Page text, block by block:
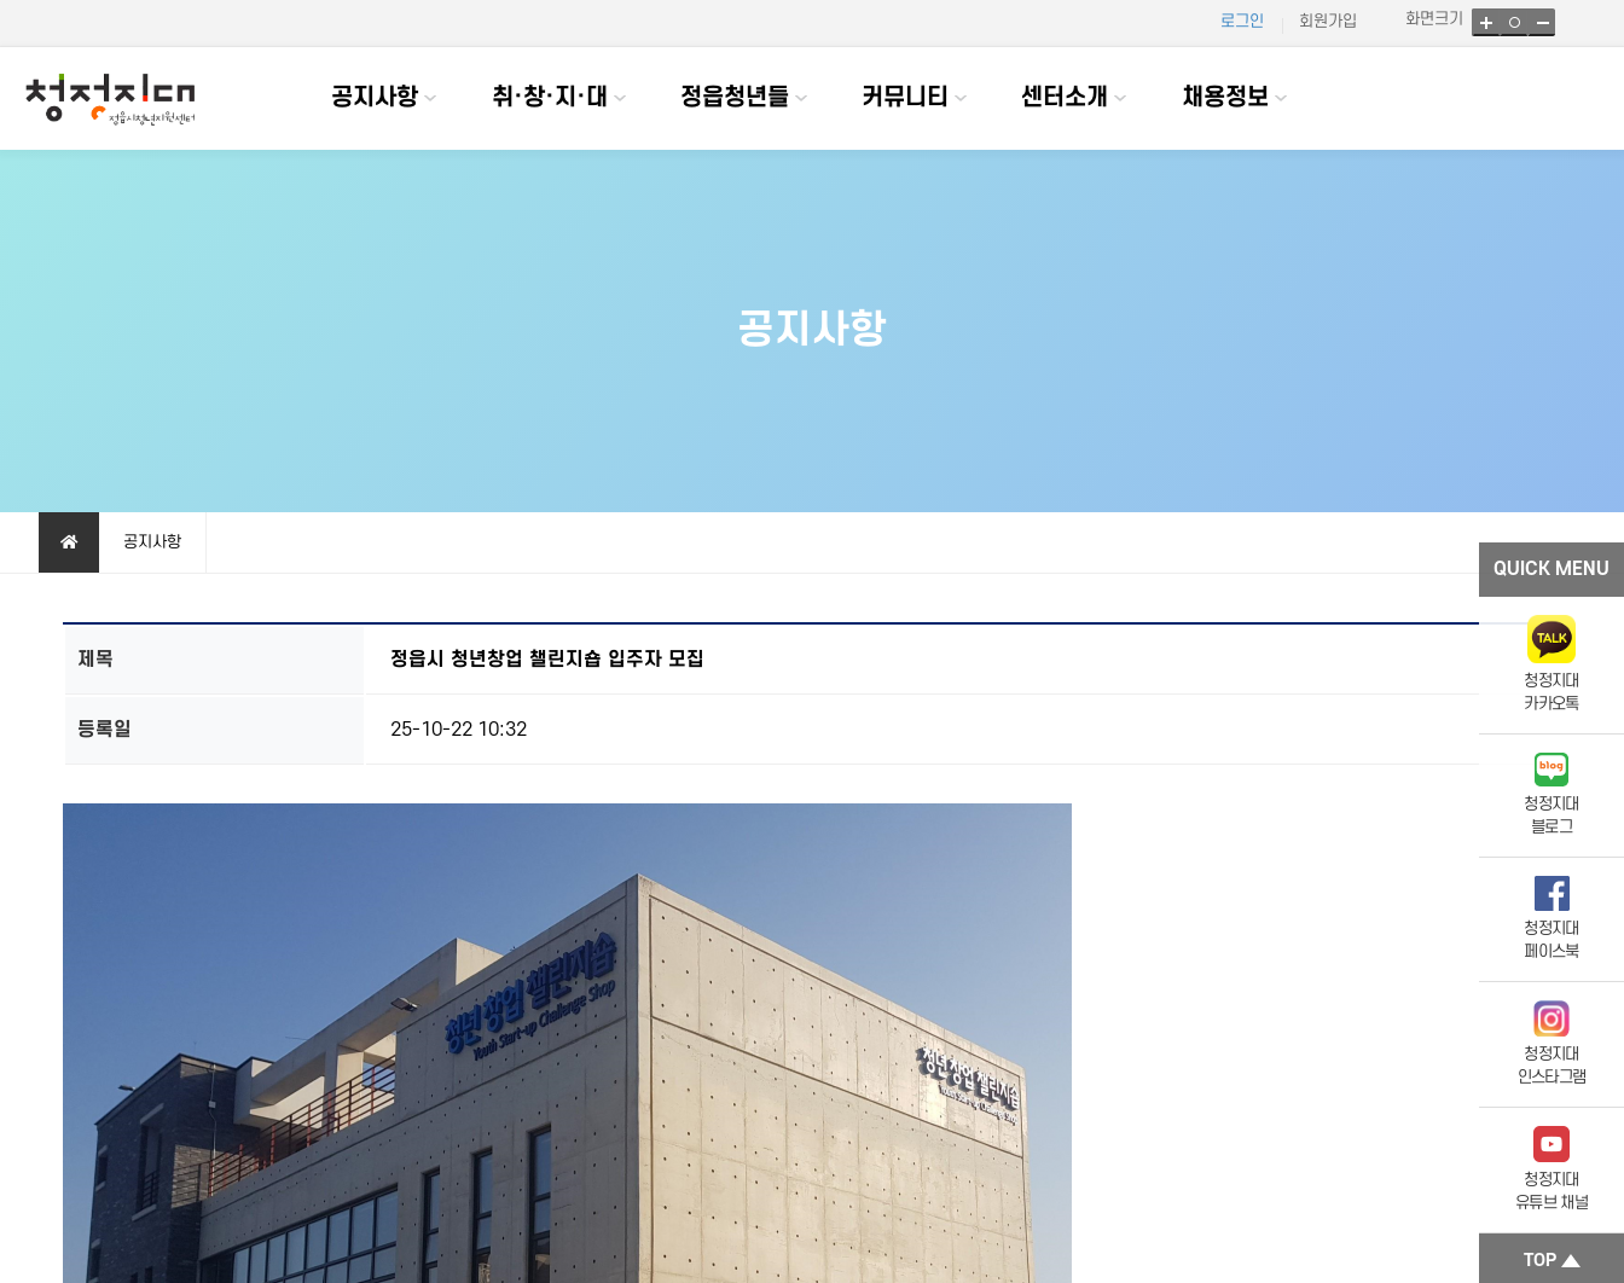
로그인 회원가입 화면크기
공지사항 취·창·지·대 정읍청년들 커뮤니티 센터소개 채용정보
공지사항
공지사항
제목 정읍시 청년창업 챌린지숍 입주자 모집
등록일 25-10-22 10:32
QUICK MENU
청정지대
카카오톡
청정지대
블로그
청정지대
페이스북
청정지대
인스타그램
청정지대
유튜브 채널
TOP